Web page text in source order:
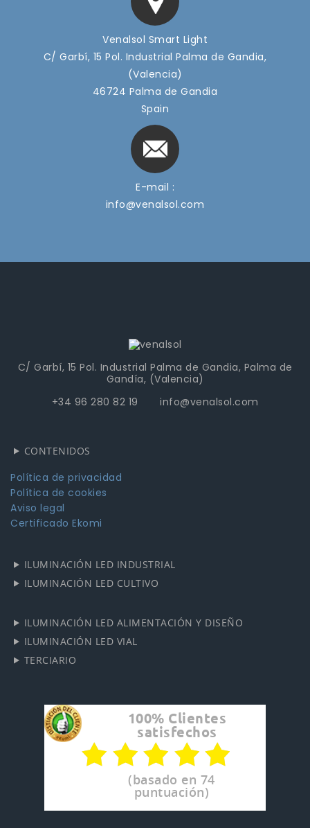
Venalsol Smart Light
C/ Garbí, 15 Pol. Industrial Palma de Gandia,
(Valencia)
46724 Palma de Gandia
Spain
E-mail :
info@venalsol.com
C/ Garbí, 15 Pol. Industrial Palma de Gandia, Palma de
Gandía, (Valencia)
+34 96 280 82 19 info@venalsol.com
CONTENIDOS
Política de privacidad
Política de cookies
Aviso legal
Certificado Ekomi
ILUMINACIÓN LED INDUSTRIAL
ILUMINACIÓN LED CULTIVO
ILUMINACIÓN LED ALIMENTACIÓN Y DISEÑO
ILUMINACIÓN LED VIAL
TERCIARIO
100% Clientes
satisfechos
(basado en 74
puntuación)